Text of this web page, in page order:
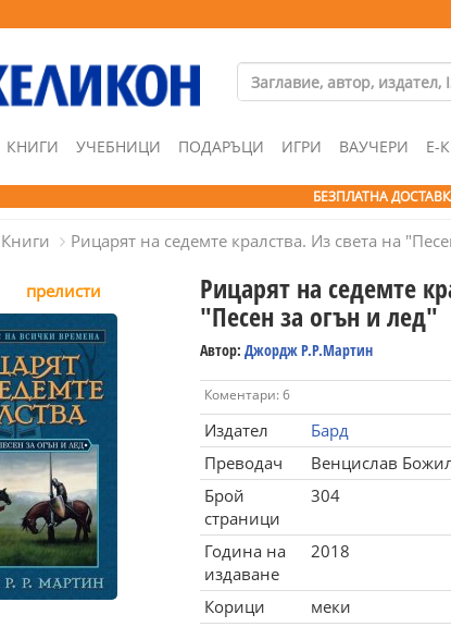
КНИГИ УЧЕБНИЦИ ПОДАРЪЦИ ИГРИ ВАУЧЕРИ Е-
БЕЗПЛАТНА
Книги Рицарят на седемте кралства. Из света на
прелисти Рицарят на седемте
"Песен за огън и лед"
Автор: Джордж Р.Р.Мартин
Коментари: 6
Издател
Бард
Преводач
Венцислав
Брой
страници
304
Година на
издаване
2018
Корици
меки